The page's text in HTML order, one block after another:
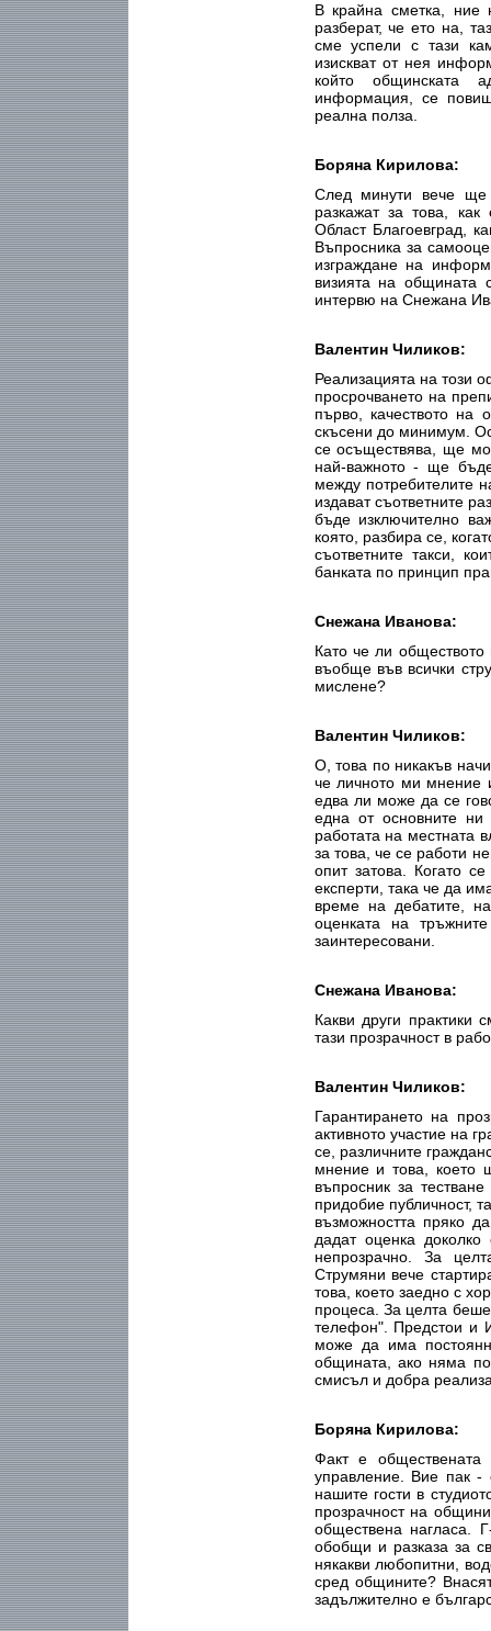
В крайна сметка, ние
разберат, че ето на,
сме успели с тази
изискват от нея
който общинската
информация, се
реална полза.
Боряна Кирилова:
След минути вече ще
разкажат за това,
Област Благоевград,
Въпросника за
изграждане на
визията на общината
интервю на Снежана
Валентин Чиликов:
Реализацията на този
просрочването на
първо, качеството на
скъсени до минимум.
се осъществява, ще
най-важното - ще
между потребителите
издават съответните
бъде изключително
която, разбира се,
съответните такси,
банката по принцип
Снежана Иванова:
Като че ли обществото
въобще във всички
мислене?
Валентин Чиликов:
О, това по никакъв
че личното ми мнение
едва ли може да се
една от основните
работата на местната
за това, че се работи
опит затова. Когато
експерти, така че да
време на дебатите,
оценката на
заинтересовани.
Снежана Иванова:
Какви други практики
тази прозрачност в
Валентин Чиликов:
Гарантирането на
активното участие на
се, различните
мнение и това, което
въпросник за
придобие публичност,
възможността пряко
дадат оценка
непрозрачно. За
Струмяни вече
това, което заедно с
процеса. За целта
телефон". Предстои и
може да има
общината, ако няма
смисъл и добра
Боряна Кирилова:
Факт е
управление. Вие пак
нашите гости в
прозрачност на
обществена нагласа.
обобщи и разказа за
някакви любопитни,
сред общините?
задължително е